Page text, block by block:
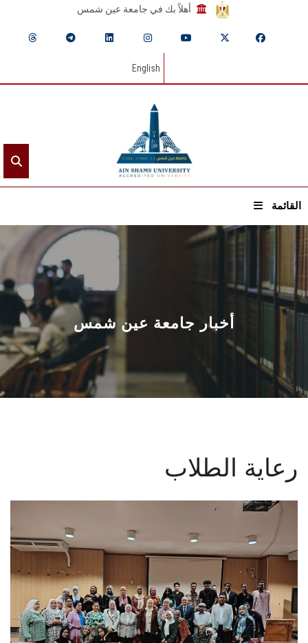
أهلاً بك في جامعة عين شمس
English
القائمة
الرئيسيـة
عن الجامعة
القطاعـات
الشئون الأكاديمية
البحث العلمي
الإعلام
تواصل معنا
الطلاب
أخبار جامعة عين شمس
رعاية الطلاب